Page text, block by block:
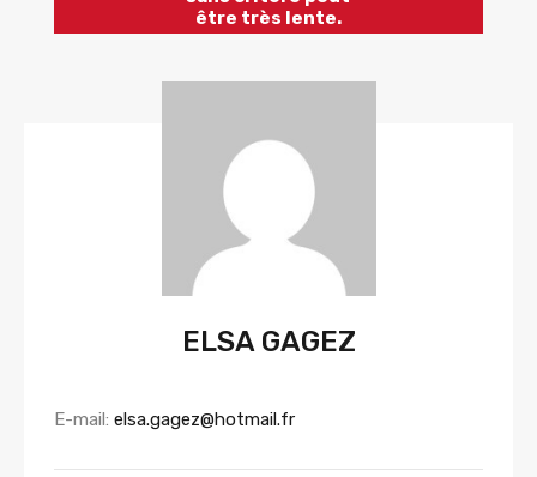
être très lente.
ELSA GAGEZ
E-mail: elsa.gagez@hotmail.fr